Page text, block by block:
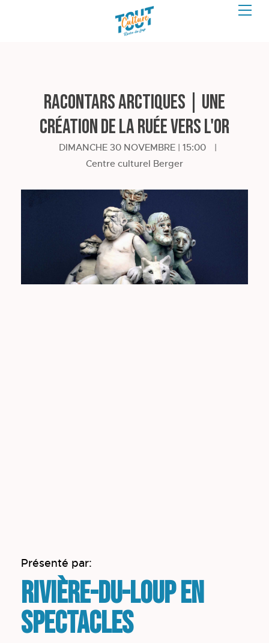
RACONTARS ARCTIQUES | Une
création de La ruée vers l'or
DIMANCHE 30 NOVEMBRE | 15:00
|
Centre culturel Berger
Présenté par:
Rivière-du-Loup en
spectacles